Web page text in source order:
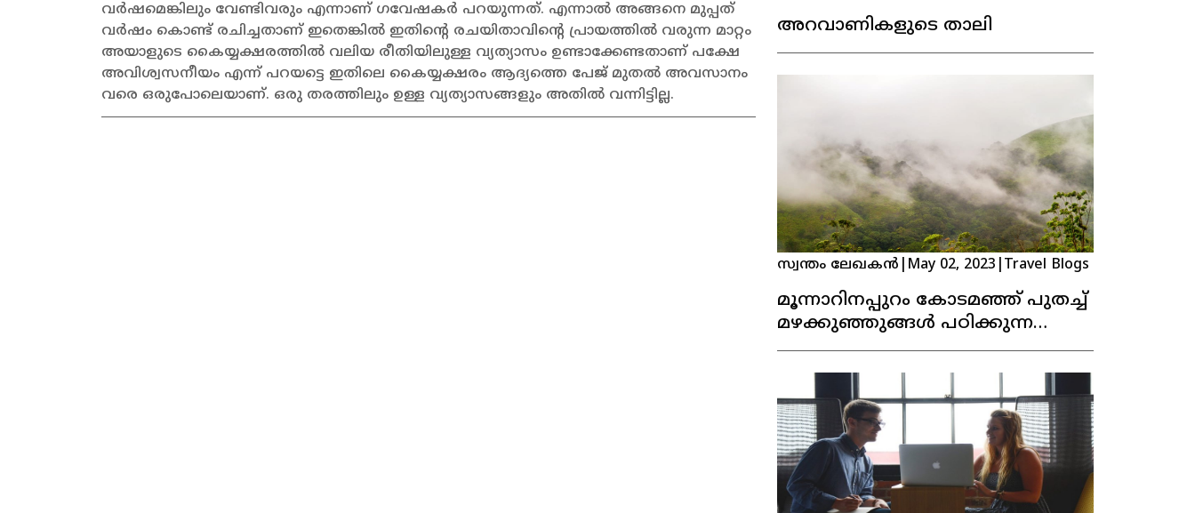
വർഷമെങ്കിലും വേണ്ടിവരും എന്നാണ് ഗവേഷകർ പറയുന്നത്. എന്നാൽ അങ്ങനെ മുപ്പത്
വർഷം കൊണ്ട് രചിച്ചതാണ് ഇതെങ്കിൽ ഇതിന്റെ രചയിതാവിന്റെ പ്രായത്തിൽ വരുന്ന മാറ്റം
അയാളുടെ കൈയ്യക്ഷരത്തിൽ വലിയ രീതിയിലുള്ള വ്യത്യാസം ഉണ്ടാക്കേണ്ടതാണ് പക്ഷേ
അവിശ്വസനീയം എന്ന് പറയട്ടെ ഇതിലെ കൈയ്യക്ഷരം ആദ്യത്തെ പേജ് മുതൽ അവസാനം
വരെ ഒരുപോലെയാണ്. ഒരു തരത്തിലും ഉള്ള വ്യത്യാസങ്ങളും അതിൽ വന്നിട്ടില്ല.
അറവാണികളുടെ താലി
സ്വന്തം ലേഖകൻ May 02, 2023 Travel Blogs
മൂന്നാറിനപ്പുറം കോടമഞ്ഞ് പുതച്ച്
മഴക്കുഞ്ഞുങ്ങള്‍ പഠിക്കുന്ന
സ്കൂള്‍